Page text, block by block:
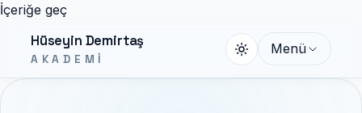
İçeriğe geç
Hüseyin Demirtaş
AKADEMI
Menü